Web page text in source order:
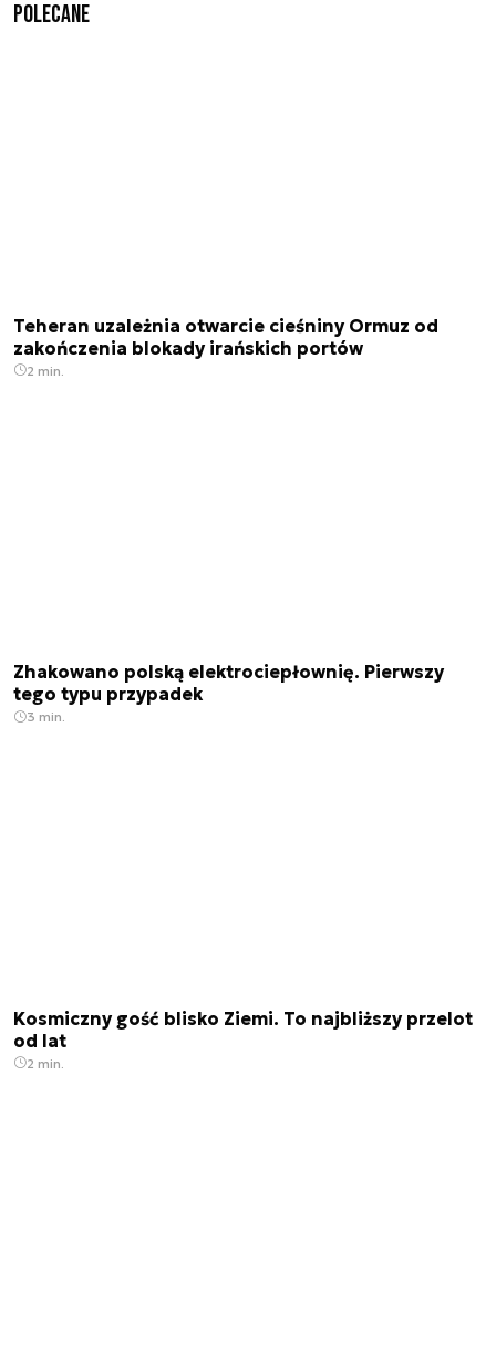
Polecane
Teheran uzależnia otwarcie cieśniny Ormuz od
zakończenia blokady irańskich portów
2 min.
Zhakowano polską elektrociepłownię. Pierwszy
tego typu przypadek
3 min.
Kosmiczny gość blisko Ziemi. To najbliższy przelot
od lat
2 min.